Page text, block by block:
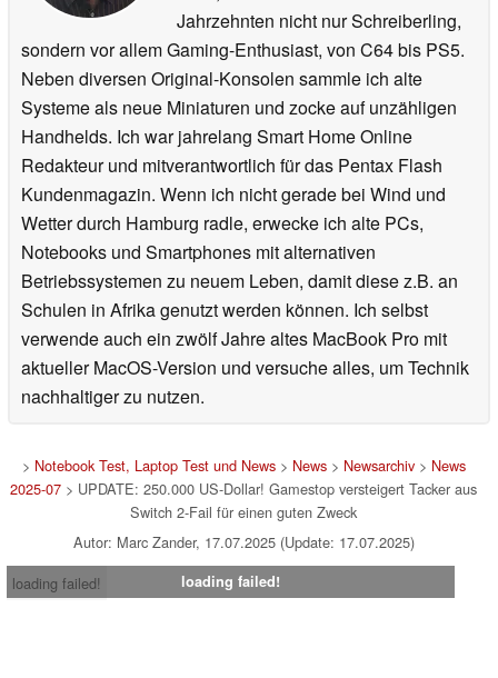
Jahrzehnten nicht nur Schreiberling,
sondern vor allem Gaming-Enthusiast, von C64 bis PS5.
Neben diversen Original-Konsolen sammle ich alte
Systeme als neue Miniaturen und zocke auf unzähligen
Handhelds. Ich war jahrelang Smart Home Online
Redakteur und mitverantwortlich für das Pentax Flash
Kundenmagazin. Wenn ich nicht gerade bei Wind und
Wetter durch Hamburg radle, erwecke ich alte PCs,
Notebooks und Smartphones mit alternativen
Betriebssystemen zu neuem Leben, damit diese z.B. an
Schulen in Afrika genutzt werden können. Ich selbst
verwende auch ein zwölf Jahre altes MacBook Pro mit
aktueller MacOS-Version und versuche alles, um Technik
nachhaltiger zu nutzen.
> Notebook Test, Laptop Test und News> News> Newsarchiv> News
2025-07 > UPDATE: 250.000 US-Dollar! Gamestop versteigert Tacker aus
Switch 2-Fail für einen guten Zweck
Autor: Marc Zander, 17.07.2025 (Update: 17.07.2025)
loading failed!
loading failed!